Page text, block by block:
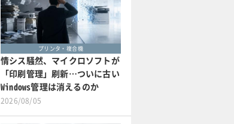
プリンタ・複合機
情シス騒然、マイクロソフトが
「印刷管理」刷新…ついに古い
Windows管理は消えるのか
2026/08/05